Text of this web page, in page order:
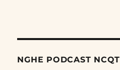
NGHE PODCAST NCQT